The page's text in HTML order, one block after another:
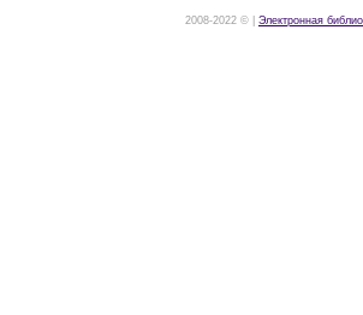
2008-2022 © | Электронная